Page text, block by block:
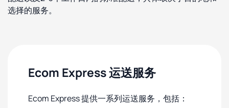
选择的服务。
Ecom Express 运送服务
Ecom Express 提供一系列运送服务，包括：